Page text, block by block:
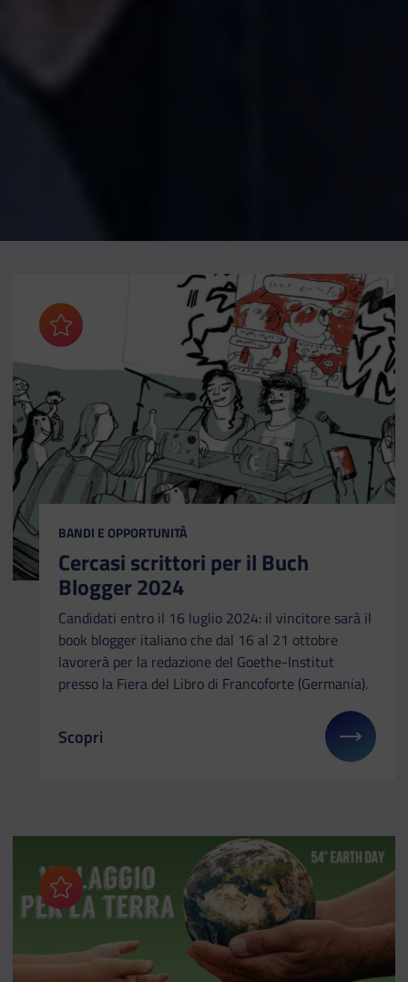
Aggiungi ai preferiti
CATEGORIA:
BANDI E OPPORTUNITÀ
Cercasi scrittori per il Buch
Blogger 2024
Candidati entro il 16 luglio 2024: il vincitore sarà il
book blogger italiano che dal 16 al 21 ottobre
lavorerà per la redazione del Goethe-Institut
presso la Fiera del Libro di Francoforte (Germania).
Il link ti porterà ad avere maggiori dettagli su:
Scopri
Aggiungi ai preferiti